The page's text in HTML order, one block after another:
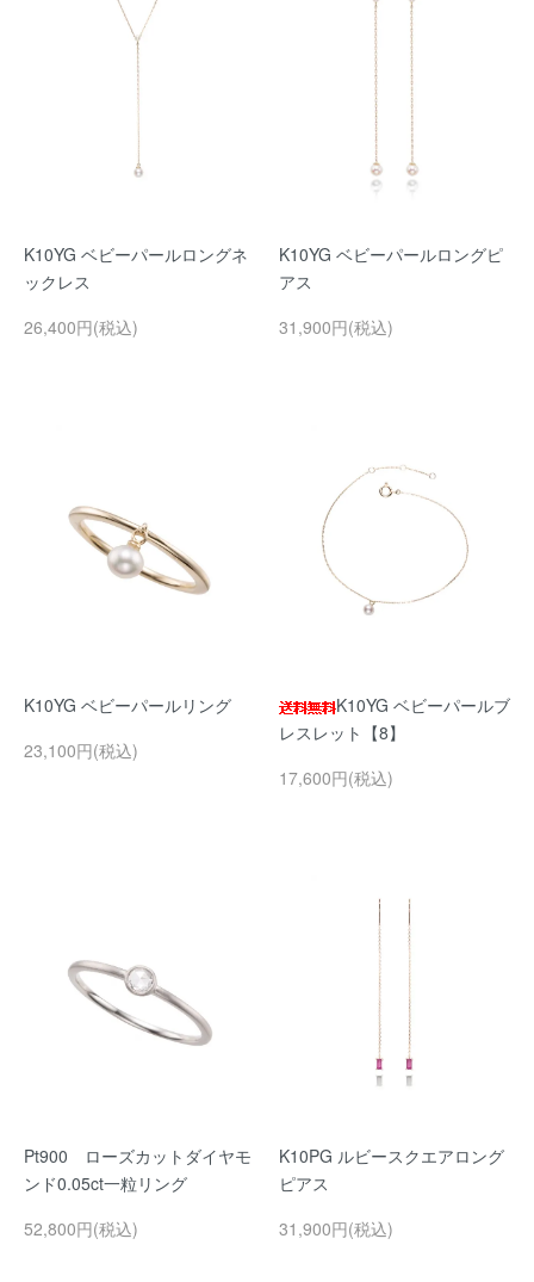
K10YG ベビーパールロングネ
ックレス
26,400円(税込)
K10YG ベビーパールロングピ
アス
31,900円(税込)
K10YG ベビーパールリング
23,100円(税込)
K10YG ベビーパールブ
レスレット【8】
17,600円(税込)
Pt900 ローズカットダイヤモ
ンド0.05ct一粒リング
52,800円(税込)
K10PG ルビースクエアロング
ピアス
31,900円(税込)